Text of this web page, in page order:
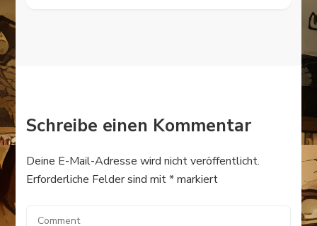
Schreibe einen Kommentar
Deine E-Mail-Adresse wird nicht veröffentlicht.
Erforderliche Felder sind mit*markiert